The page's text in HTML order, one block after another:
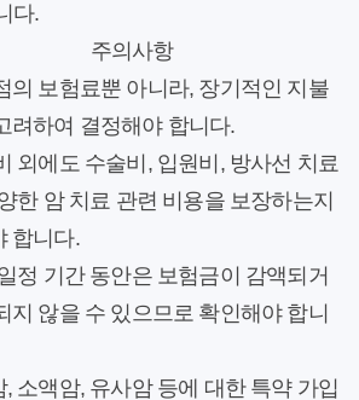
다.
주의사항
의 보험료뿐 아니라, 장기적인 지불
려하여 결정해야 합니다.
외에도 수술비, 입원비, 방사선 치료
한 암 치료 관련 비용을 보장하는지
합니다.
정 기간 동안은 보험금이 감액되거
지 않을 수 있으므로 확인해야 합니
소액암, 유사암 등에 대한 특약 가입